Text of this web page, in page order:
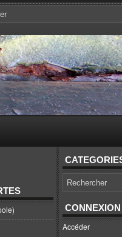
CONNEXION
Accéder